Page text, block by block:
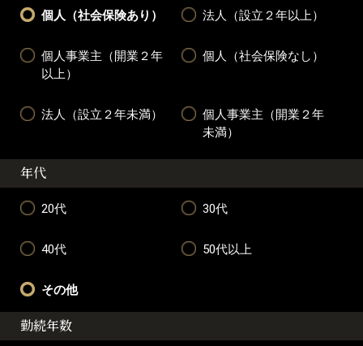
個人（社会保険あり） 法人（設立２年以上）
個人事業主（開業２年
以上）
個人（社会保険なし）
法人（設立２年未満）
個人事業主（開業２年
未満）
年代
20代 30代
40代 50代以上
その他
勤続年数